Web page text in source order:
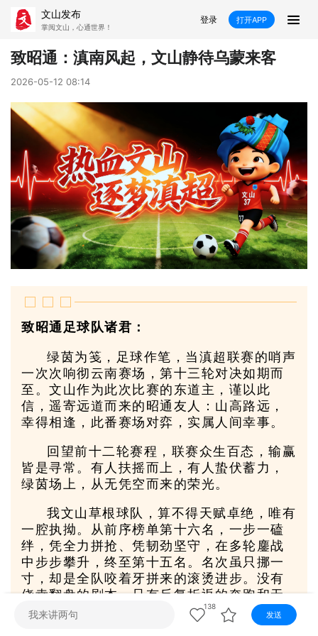
文山发布
掌阅文山，心通世界！
登录 打开APP
新闻
飞卡阅读
媒体看文山 直播 专题
康养 社会 科教 经济
民族 商务
县市
文山市 砚山县 西畴县 麻栗坡县
视听
视频快刷 视频点播 阿文工作室 文山新闻
壮语节目 苗语节目 瑶语节目
致昭通：滇南风起，文山静待乌蒙来客
2026-05-12 08:14
致昭通足球队诸君：
绿茵为笺，足球作笔，当滇超联赛的哨声
一次次响彻云南赛场，第十三轮对决如期而
至。文山作为此次比赛的东道主，谨以此
信，遥寄远道而来的昭通友人：山高路远，
幸得相逢，此番赛场对弈，实属人间幸事。
回望前十二轮赛程，联赛众生百态，输赢
皆是寻常。有人扶摇而上，有人蛰伏蓄力，
绿茵场上，从无凭空而来的荣光。
我文山草根球队，算不得天赋卓绝，唯有
一腔执拗。从前序榜单第十六名，一步一磕
绊，凭全力拼抢、凭韧劲坚守，在多轮鏖战
中步步攀升，终至第十五名。名次虽只挪一
寸，却是全队咬着牙拼来的滚烫进步。没有
侥幸翻盘的剧本，只有反复折返的奔跑和无
数次倒地后的起身，这便是文山球员笨拙又
赤诚的倔强。
138
发送